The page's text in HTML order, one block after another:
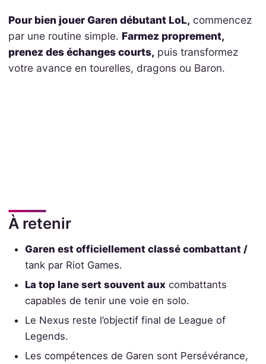
Pour bien jouer Garen débutant LoL, commencez
par une routine simple. Farmez proprement,
prenez des échanges courts, puis transformez
votre avance en tourelles, dragons ou Baron.
À retenir
Garen est officiellement classé combattant /
tank par Riot Games.
La top lane sert souvent aux combattants
capables de tenir une voie en solo.
Le Nexus reste l’objectif final de League of
Legends.
Les compétences de Garen sont Persévérance,